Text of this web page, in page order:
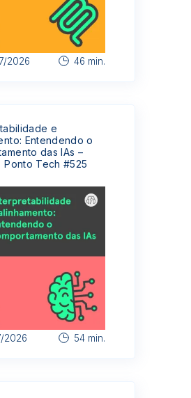
2026 46 min.
e
Entendendo o
das IAs –
Ponto Tech #525
2026 54 min.